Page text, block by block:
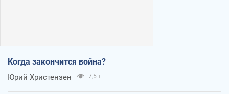
Когда закончится война?
Юрий Христензен 7,5 т.